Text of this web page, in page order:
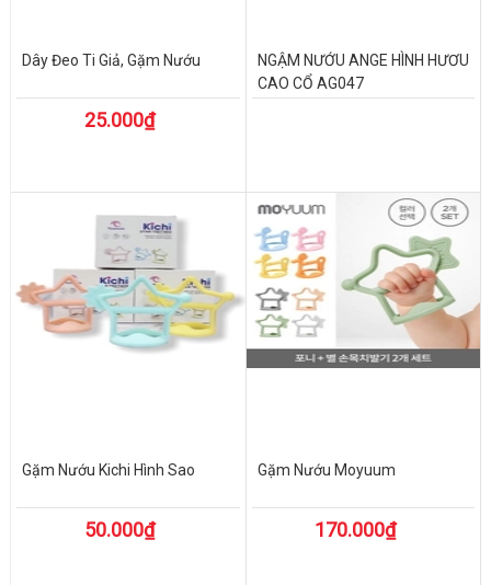
Dây Đeo Ti Giả, Gặm Nướu
25.000₫
NGẬM NƯỚU ANGE HÌNH HƯƠU
CAO CỔ AG047
Gặm Nướu Kichi Hình Sao
50.000₫
Gặm Nướu Moyuum
170.000₫